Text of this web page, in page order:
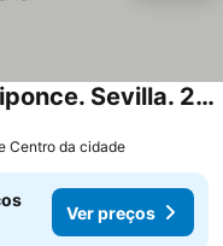
Apartamento 2 Dorm. Santiponce. Sevilla. 25%_dto_semanal
Centro da cidade
Ver preços